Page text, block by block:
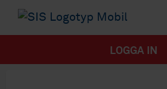
LOGGA IN